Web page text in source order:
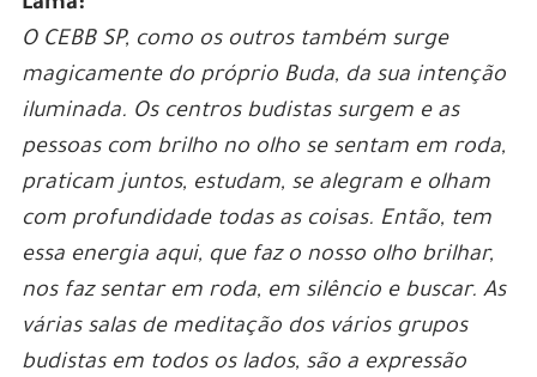
O CEBB SP, como os outros também surge
magicamente do próprio Buda, da sua intenção
iluminada. Os centros budistas surgem e as
pessoas com brilho no olho se sentam em roda,
praticam juntos, estudam, se alegram e olham
com profundidade todas as coisas. Então, tem
essa energia aqui, que faz o nosso olho brilhar,
nos faz sentar em roda, em silêncio e buscar. As
várias salas de meditação dos vários grupos
budistas em todos os lados, são a expressão